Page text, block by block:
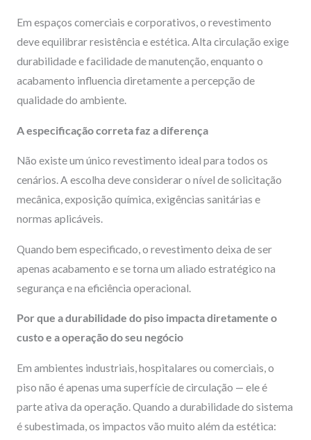
Em espaços comerciais e corporativos, o revestimento
deve equilibrar resistência e estética. Alta circulação exige
durabilidade e facilidade de manutenção, enquanto o
acabamento influencia diretamente a percepção de
qualidade do ambiente.
A especificação correta faz a diferença
Não existe um único revestimento ideal para todos os
cenários. A escolha deve considerar o nível de solicitação
mecânica, exposição química, exigências sanitárias e
normas aplicáveis.
Quando bem especificado, o revestimento deixa de ser
apenas acabamento e se torna um aliado estratégico na
segurança e na eficiência operacional.
Por que a durabilidade do piso impacta diretamente o
custo e a operação do seu negócio
Em ambientes industriais, hospitalares ou comerciais, o
piso não é apenas uma superfície de circulação — ele é
parte ativa da operação. Quando a durabilidade do sistema
é subestimada, os impactos vão muito além da estética: